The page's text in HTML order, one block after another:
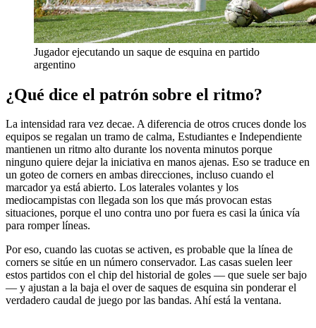
Jugador ejecutando un saque de esquina en partido
argentino
¿Qué dice el patrón sobre el ritmo?
La intensidad rara vez decae. A diferencia de otros cruces donde los
equipos se regalan un tramo de calma, Estudiantes e Independiente
mantienen un ritmo alto durante los noventa minutos porque
ninguno quiere dejar la iniciativa en manos ajenas. Eso se traduce en
un goteo de corners en ambas direcciones, incluso cuando el
marcador ya está abierto. Los laterales volantes y los
mediocampistas con llegada son los que más provocan estas
situaciones, porque el uno contra uno por fuera es casi la única vía
para romper líneas.
Por eso, cuando las cuotas se activen, es probable que la línea de
corners se sitúe en un número conservador. Las casas suelen leer
estos partidos con el chip del historial de goles — que suele ser bajo
— y ajustan a la baja el over de saques de esquina sin ponderar el
verdadero caudal de juego por las bandas. Ahí está la ventana.